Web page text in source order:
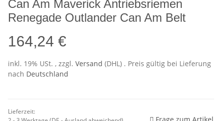
Can Am Maverick Antriebsriemen
Renegade Outlander Can Am Belt
164,24 €
inkl. 19% USt. , zzgl. Versand (DHL) . Preis gültig bei Lieferung
nach Deutschland
Lieferzeit: